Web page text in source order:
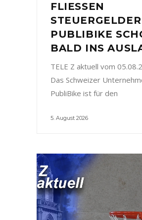
FLIESSEN
PUBLIBIKE
BALD INS
TELE Z aktuell vom
Das Schweizer
PubliBike ist für den
5. August 2026